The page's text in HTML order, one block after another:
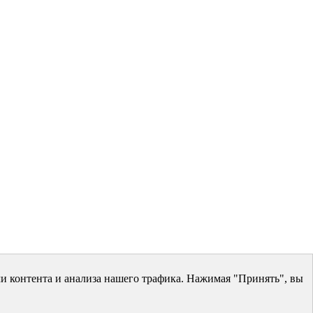
контента и анализа нашего трафика. Нажимая "Принять", вы